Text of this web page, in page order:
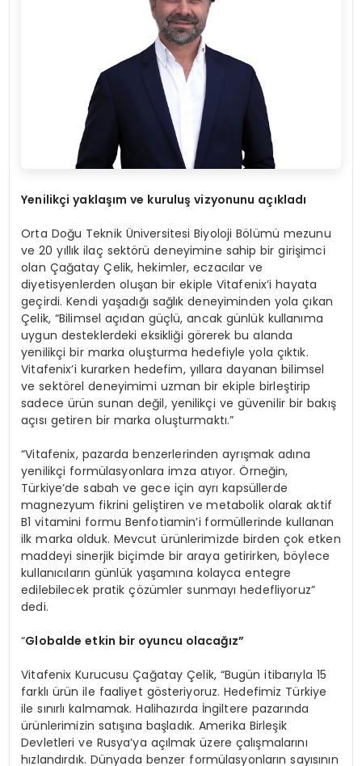
Yenilikçi yaklaşım ve kuruluşvizyonunu açıkladı
Orta Doğu Teknik Üniversitesi Biyoloji Bölümü mezunu
ve 20 yıllık ilaç sektörü deneyimine sahip bir girişimci
olan Çağatay Çelik, hekimler, eczacılar ve
diyetisyenlerden oluşan bir ekiple Vitafenix’i hayata
geçirdi. Kendi yaşadığı sağlık deneyiminden yola çıkan
Çelik, “Bilimsel açıdan güçlü, ancak günlük kullanıma
uygun desteklerdeki eksikliği görerek bu alanda
yenilikçi bir marka oluşturma hedefiyle yola çıktık.
Vitafenix’i kurarken hedefim, yıllara dayanan bilimsel
ve sektörel deneyimimi uzman bir ekiple birleştirip
sadece ürün sunan değil, yenilikçi ve güvenilir bir bakış
açısı getiren bir marka oluşturmaktı.”
“Vitafenix, pazarda benzerlerinden ayrışmak adına
yenilikçi formülasyonlara imza atıyor. Örneğin,
Türkiye’de sabah ve gece için ayrı kapsüllerde
magnezyum fikrini geliştiren ve metabolik olarak aktif
B1 vitamini formu Benfotiamin’i formüllerinde kullanan
ilk marka olduk. Mevcut ürünlerimizde birden çok etken
maddeyi sinerjik biçimde bir araya getirirken, böylece
kullanıcıların günlük yaşamına kolayca entegre
edilebilecek pratik çözümler sunmayı hedefliyoruz”
dedi.
“Globalde etkin bir oyuncu olacağız”
Vitafenix Kurucusu Çağatay Çelik, “Bugün itibarıyla 15
farklı ürün ile faaliyet gösteriyoruz. Hedefimiz Türkiye
ile sınırlı kalmamak. Halihazırda İngiltere pazarında
ürünlerimizin satışına başladık. Amerika Birleşik
Devletleri ve Rusya’ya açılmak üzere çalışmalarını
hızlandırdık. Dünyada benzer formülasyonların sayısının